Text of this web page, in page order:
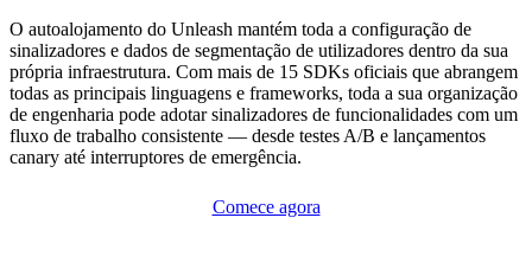
O autoalojamento do Unleash mantém toda a configuração de
sinalizadores e dados de segmentação de utilizadores dentro da sua
própria infraestrutura. Com mais de 15 SDKs oficiais que abrangem
todas as principais linguagens e frameworks, toda a sua organização
de engenharia pode adotar sinalizadores de funcionalidades com um
fluxo de trabalho consistente — desde testes A/B e lançamentos
canary até interruptores de emergência.
Comece agora